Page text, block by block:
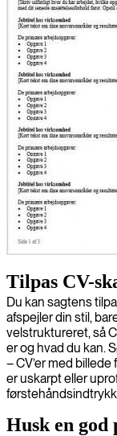
Tilpas CV-
Du kan sagtens
afspejler din stil,
velstruktureret, så
er og hvad du kan.
– CV’er med
er uskarpt eller
Husk en